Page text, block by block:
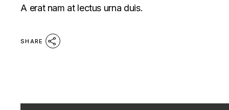
A erat nam at lectus urna duis.
SHARE